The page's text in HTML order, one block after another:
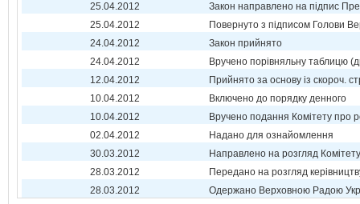
25.04.2012
Закон направлено на підпис
25.04.2012
Повернуто з підписом Голови
24.04.2012
Закон прийнято
24.04.2012
Вручено порівняльну таблицю
12.04.2012
Прийнято за основу із скороч.
10.04.2012
Включено до порядку денного
10.04.2012
Вручено подання Комітету про
02.04.2012
Надано для ознайомлення
30.03.2012
Направлено на розгляд Комітету
28.03.2012
Передано на розгляд
28.03.2012
Одержано Верховною Радою